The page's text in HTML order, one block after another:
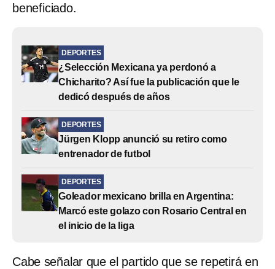
beneficiado.
DEPORTES
¿Selección Mexicana ya perdonó a
Chicharito? Así fue la publicación que le
dedicó después de años
DEPORTES
Jürgen Klopp anunció su retiro como
entrenador de futbol
DEPORTES
Goleador mexicano brilla en Argentina:
Marcó este golazo con Rosario Central en
el inicio de la liga
Cabe señalar que el partido que se repetirá en